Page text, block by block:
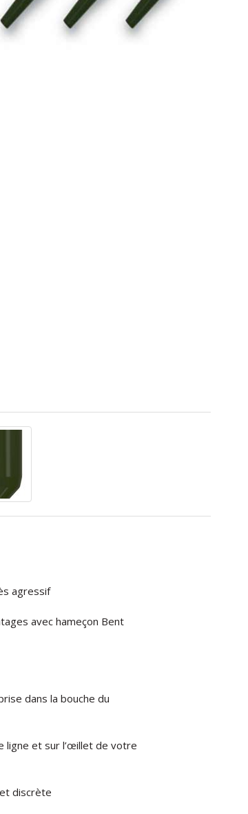
agressif
avec hameçon Bent
dans la bouche du
ligne et sur l’œillet de votre
et discrète